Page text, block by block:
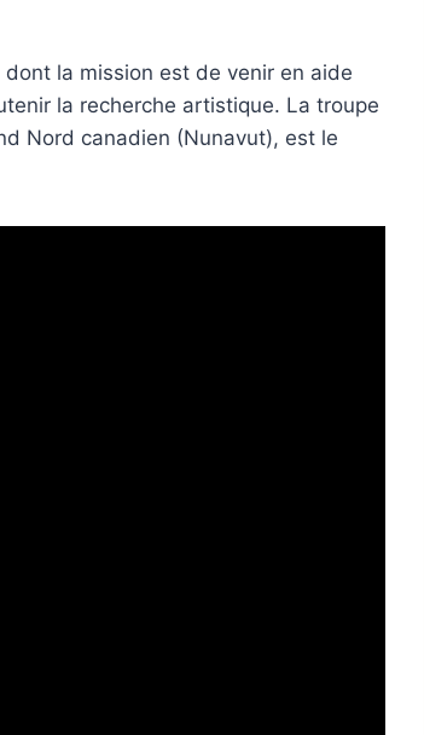
la mission est de venir en aide
la recherche artistique. La troupe
Nord canadien (Nunavut), est le